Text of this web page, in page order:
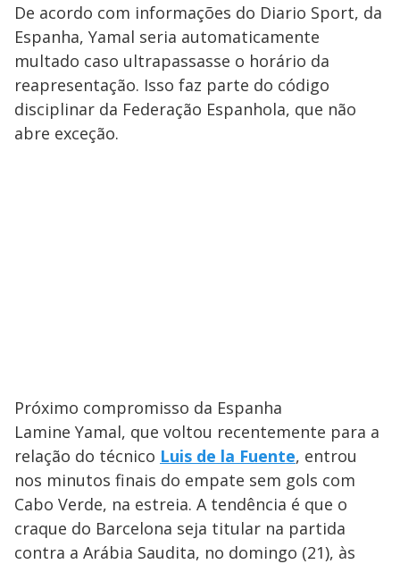
De acordo com informações do Diario Sport, da
Espanha, Yamal seria automaticamente
multado caso ultrapassasse o horário da
reapresentação. Isso faz parte do código
disciplinar da Federação Espanhola, que não
abre exceção.
Próximo compromisso da Espanha
Lamine Yamal, que voltou recentemente para a
relação do técnico Luis de la Fuente, entrou
nos minutos finais do empate sem gols com
Cabo Verde, na estreia. A tendência é que o
craque do Barcelona seja titular na partida
contra a Arábia Saudita, no domingo (21), às